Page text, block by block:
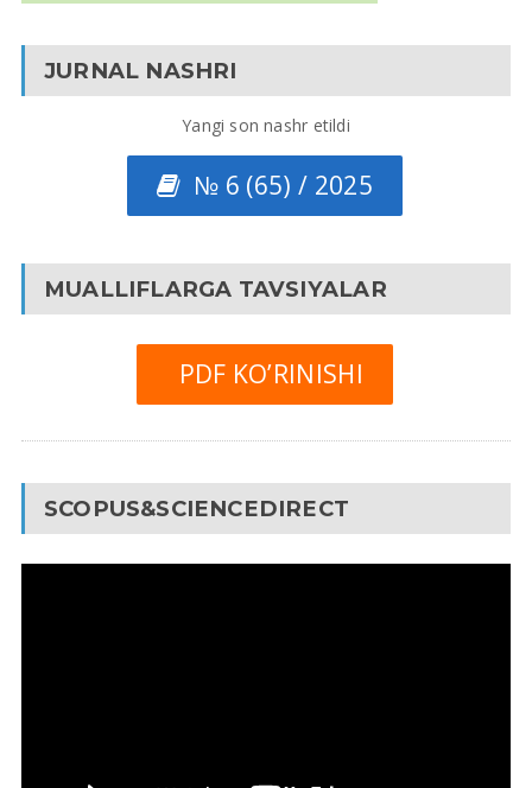
JURNAL NASHRI
Yangi son nashr etildi
№ 6 (65) / 2025
MUALLIFLARGA TAVSIYALAR
PDF KO’RINISHI
SCOPUS&SCIENCEDIRECT